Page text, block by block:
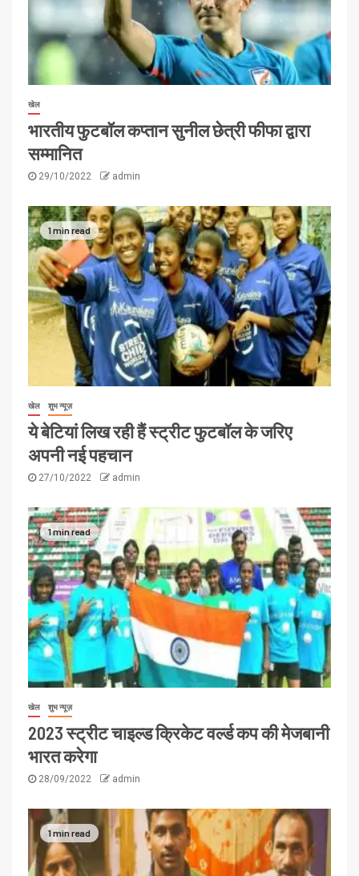
खेल
भारतीय फुटबॉल कप्तान सुनील छेत्री फीफा द्वारा
सम्मानित
29/10/2022 admin
1 min read
खेल शुभ न्यूज़
ये बेटियां लिख रही हैं स्ट्रीट फुटबॉल के जरिए
अपनी नई पहचान
27/10/2022 admin
1 min read
खेल शुभ न्यूज़
2023 स्ट्रीट चाइल्ड क्रिकेट वर्ल्ड कप की मेजबानी
भारत करेगा
28/09/2022 admin
1 min read